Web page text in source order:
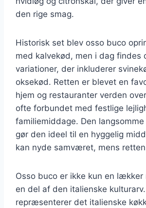
den rige smag.
Historisk set blev osso buco
med kalvekød, men i dag findes
variationer, der inkluderer
oksekød. Retten er blevet en
hjem og restauranter verden
ofte forbundet med festlige
familiemiddage. Den
gør den ideel til en hyggelig
kan nyde samværet, mens
Osso buco er ikke kun en lækker
en del af den italienske
repræsenterer det italienske